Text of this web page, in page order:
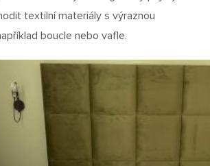
textilní materiály s výraznou
boucle nebo vafle.